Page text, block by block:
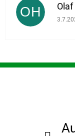
OH Die
F